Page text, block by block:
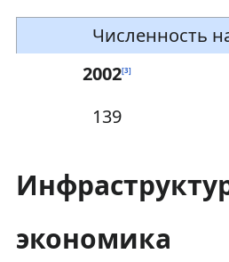
Численность
2002[3]
139
экономика